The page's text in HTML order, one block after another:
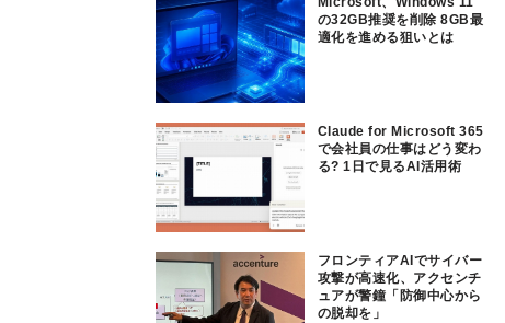
の32GB推奨を削除 8GB最
適化を進める狙いとは
Claude for Microsoft 365
で会社員の仕事はどう変わ
る? 1日で見るAI活用術
フロンティアAIでサイバー
攻撃が高速化、アクセンチ
ュアが警鐘「防御中心から
の脱却を」